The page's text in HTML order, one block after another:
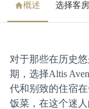
概述 选择客
对于那些在历史
期，选择Altis
代和别致的住宿
饭菜，在这个迷人